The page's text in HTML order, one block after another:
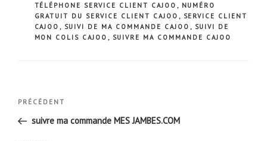
TÉLÉPHONE SERVICE CLIENT CAJOO , NUMÉRO
GRATUIT DU SERVICE CLIENT CAJOO , SERVICE CLIENT
CAJOO , SUIVI DE MA COMMANDE CAJOO , SUIVI DE
MON COLIS CAJOO , SUIVRE MA COMMANDE CAJOO
Navigation
l’article
Article
précédent
PRÉCÉDENT
suivre ma commande MES JAMBES.COM